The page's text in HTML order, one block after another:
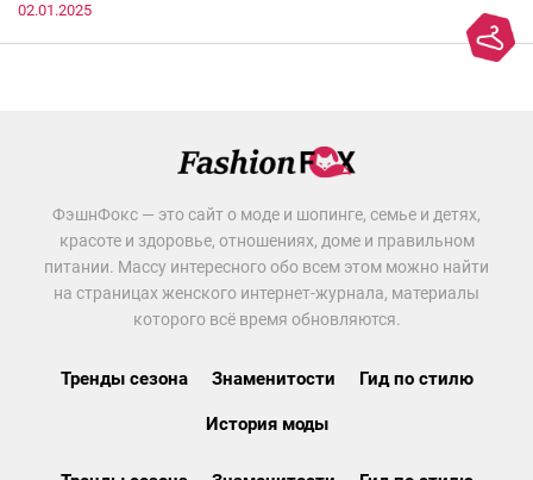
02.01.2025
ФэшнФокс — это сайт о моде и шопинге, семье и детях,
красоте и здоровье, отношениях, доме и правильном
питании. Массу интересного обо всем этом можно найти
на страницах женского интернет-журнала, материалы
которого всё время обновляются.
Тренды сезона Знаменитости Гид по стилю
История моды